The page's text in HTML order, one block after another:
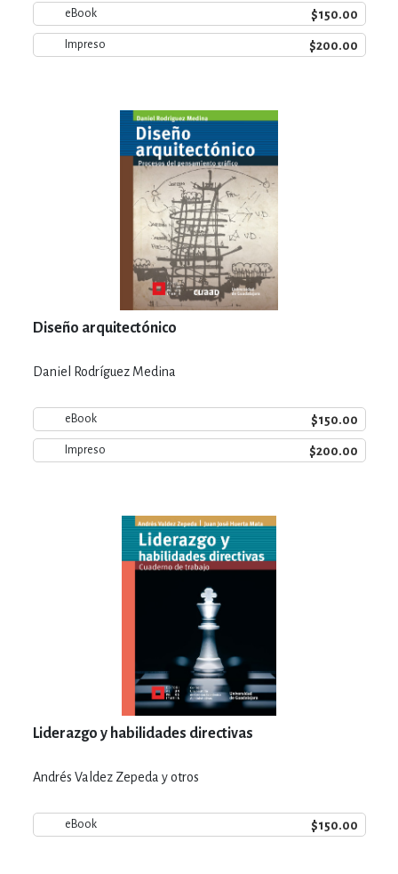
eBook $150.00
Impreso $200.00
Diseño arquitectónico
Daniel Rodríguez Medina
eBook $150.00
Impreso $200.00
Liderazgo y habilidades directivas
Andrés Valdez Zepeda y otros
eBook $150.00